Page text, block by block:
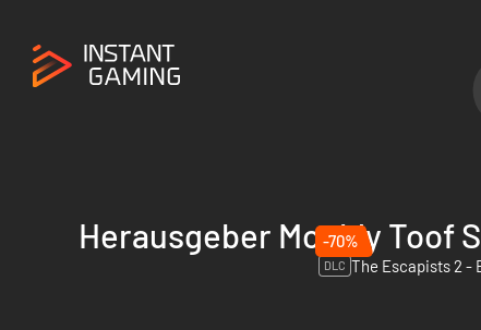
Herausgeber Mouldy Toof
-70%
DLC